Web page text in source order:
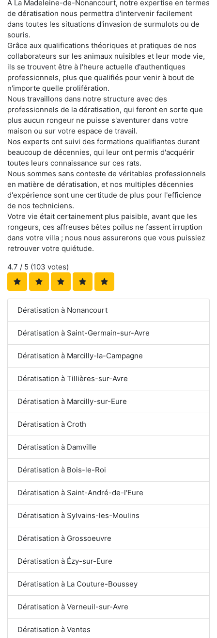
À La Madeleine-de-Nonancourt, notre expertise en termes
de dératisation nous permettra d'intervenir facilement
dans toutes les situations d'invasion de surmulots ou de
souris.
Grâce aux qualifications théoriques et pratiques de nos
collaborateurs sur les animaux nuisibles et leur mode vie,
ils se trouvent être à l'heure actuelle d'authentiques
professionnels, plus que qualifiés pour venir à bout de
n'importe quelle prolifération.
Nous travaillons dans notre structure avec des
professionnels de la dératisation, qui feront en sorte que
plus aucun rongeur ne puisse s'aventurer dans votre
maison ou sur votre espace de travail.
Nos experts ont suivi des formations qualifiantes durant
beaucoup de décennies, qui leur ont permis d'acquérir
toutes leurs connaissance sur ces rats.
Nous sommes sans conteste de véritables professionnels
en matière de dératisation, et nos multiples décennies
d'expérience sont une certitude de plus pour l'efficience
de nos techniciens.
Votre vie était certainement plus paisible, avant que les
rongeurs, ces affreuses bêtes poilus ne fassent irruption
dans votre villa ; nous nous assurerons que vous puissiez
retrouver votre quiétude.
4.7 / 5 (103 votes)
Dératisation à Nonancourt
Dératisation à Saint-Germain-sur-Avre
Dératisation à Marcilly-la-Campagne
Dératisation à Tillières-sur-Avre
Dératisation à Marcilly-sur-Eure
Dératisation à Croth
Dératisation à Damville
Dératisation à Bois-le-Roi
Dératisation à Saint-André-de-l'Eure
Dératisation à Sylvains-les-Moulins
Dératisation à Grossoeuvre
Dératisation à Ézy-sur-Eure
Dératisation à La Couture-Boussey
Dératisation à Verneuil-sur-Avre
Dératisation à Ventes